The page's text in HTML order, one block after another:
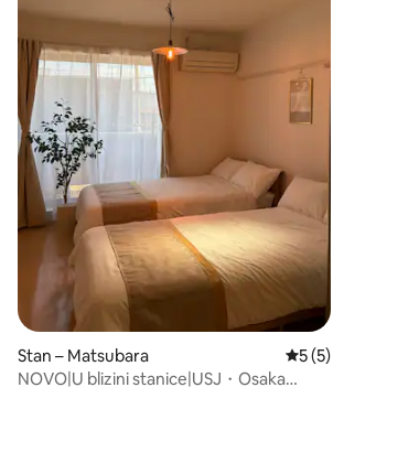
4,91/5, recenzija: 69
Stan – Matsubara Prosječna
5 (5)
NOVO|U blizini stanice|USJ・Osaka